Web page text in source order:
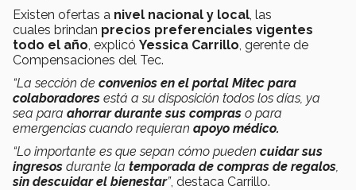
Existen ofertas a nivel nacional y local , las
cuales brindan precios preferenciales vigentes
todo el año , explicó Yessica Carrillo , gerente de
Compensaciones del Tec.
“La sección de convenios en el portal Mitec para
colaboradores está a su disposición todos los días, ya
sea para ahorrardurante sus compras o para
emergencias cuando requieran apoyo médico.
“Lo importante es que sepan cómo pueden cuidar sus
ingresos durante la temporada de compras de regalos
sin descuidar el bienestar”, destaca Carrillo.